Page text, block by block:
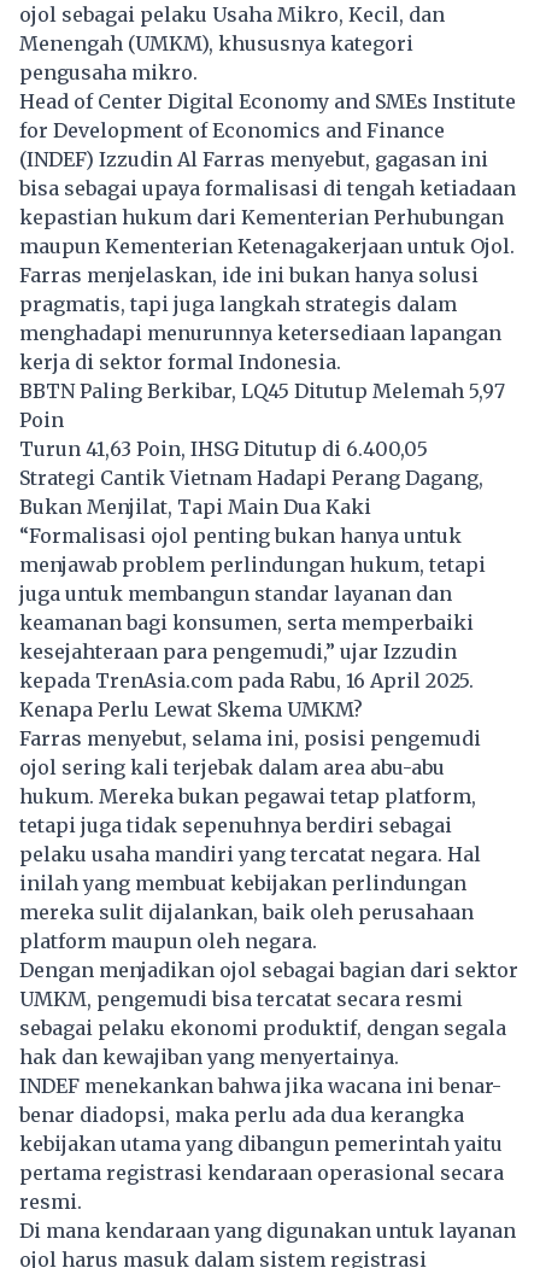
ojol sebagai pelaku Usaha Mikro, Kecil, dan
Menengah (UMKM), khususnya kategori
pengusaha mikro.
Head of Center Digital Economy and SMEs Institute
for Development of Economics and Finance
(INDEF) Izzudin Al Farras menyebut, gagasan ini
bisa sebagai upaya formalisasi di tengah ketiadaan
kepastian hukum dari Kementerian Perhubungan
maupun Kementerian Ketenagakerjaan untuk Ojol.
Farras menjelaskan, ide ini bukan hanya solusi
pragmatis, tapi juga langkah strategis dalam
menghadapi menurunnya ketersediaan lapangan
kerja di sektor formal Indonesia.
BBTN Paling Berkibar, LQ45 Ditutup Melemah 5,97
Poin
Turun 41,63 Poin, IHSG Ditutup di 6.400,05
Strategi Cantik Vietnam Hadapi Perang Dagang,
Bukan Menjilat, Tapi Main Dua Kaki
“Formalisasi ojol penting bukan hanya untuk
menjawab problem perlindungan hukum, tetapi
juga untuk membangun standar layanan dan
keamanan bagi konsumen, serta memperbaiki
kesejahteraan para pengemudi,” ujar Izzudin
kepada TrenAsia.com pada Rabu, 16 April 2025.
Kenapa Perlu Lewat Skema UMKM?
Farras menyebut, selama ini, posisi pengemudi
ojol sering kali terjebak dalam area abu-abu
hukum. Mereka bukan pegawai tetap platform,
tetapi juga tidak sepenuhnya berdiri sebagai
pelaku usaha mandiri yang tercatat negara. Hal
inilah yang membuat kebijakan perlindungan
mereka sulit dijalankan, baik oleh perusahaan
platform maupun oleh negara.
Dengan menjadikan ojol sebagai bagian dari sektor
UMKM, pengemudi bisa tercatat secara resmi
sebagai pelaku ekonomi produktif, dengan segala
hak dan kewajiban yang menyertainya.
INDEF menekankan bahwa jika wacana ini benar-
benar diadopsi, maka perlu ada dua kerangka
kebijakan utama yang dibangun pemerintah yaitu
pertama registrasi kendaraan operasional secara
resmi.
Di mana kendaraan yang digunakan untuk layanan
ojol harus masuk dalam sistem registrasi